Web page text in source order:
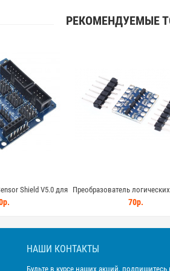
РЕКОМЕНДУЕМЫЕ
логических уровней
3.3V - 5V
70р.
Плата микрофонного
LM386 на базе LM386,
150р.
НАШИ КОНТАКТЫ
Будьте в курсе наших акций, подпишитесь